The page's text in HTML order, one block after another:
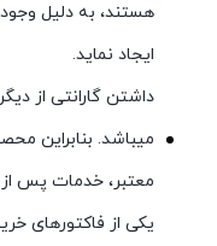
هستند، به دلیل
ایجاد نماید.
داشتن گارانتی از
میباشد. بنابراین
معتبر، خدمات پس از
یکی از فاکتورهای